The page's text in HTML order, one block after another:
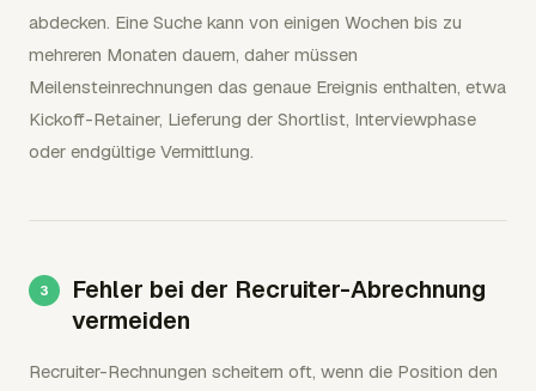
abdecken. Eine Suche kann von einigen Wochen bis zu
mehreren Monaten dauern, daher müssen
Meilensteinrechnungen das genaue Ereignis enthalten, etwa
Kickoff-Retainer, Lieferung der Shortlist, Interviewphase
oder endgültige Vermittlung.
Fehler bei der Recruiter-Abrechnung
vermeiden
Recruiter-Rechnungen scheitern oft, wenn die Position den